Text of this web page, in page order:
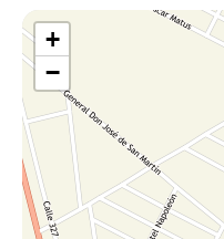
+
−